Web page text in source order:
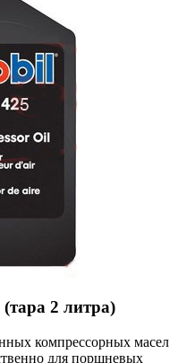
2 литра)
компрессорных масел
для поршневых